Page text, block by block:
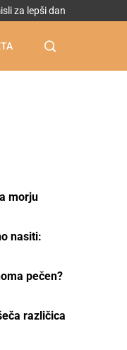
za lepši dan
morju
nasiti:
pečen?
različica